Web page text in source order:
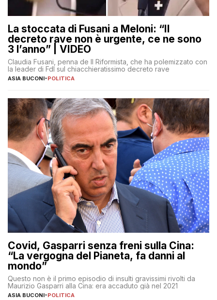
La stoccata di Fusani a Meloni: “Il
decreto rave non è urgente, ce ne sono
3 l’anno” | VIDEO
Claudia Fusani, penna de Il Riformista, che ha polemizzato con
la leader di FdI sul chiacchieratissimo decreto rave
ASIA BUCONI-POLITICA
Covid, Gasparri senza freni sulla Cina:
“La vergogna del Pianeta, fa danni al
mondo”
Questo non è il primo episodio di insulti gravissimi rivolti da
Maurizio Gasparri alla Cina: era accaduto già nel 2021
ASIA BUCONI-POLITICA